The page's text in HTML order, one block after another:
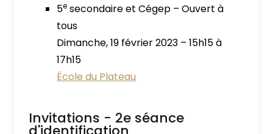
5e secondaire et Cégep – Ouvert à
tous
Dimanche, 19 février 2023 – 15h15 à
17h15
École du Plateau
Invitations - 2e séance